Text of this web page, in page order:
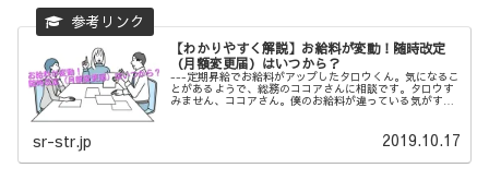
【わかりやすく解説】お給料が変動！随時改定
（月額変更届）はいつから？
---定期昇給でお給料がアップしたタロウくん。気になるこ
とがあるようで、総務のココアさんに相談です。タロウす
みません、ココアさん。僕のお給料が違っている気がする
sr-str.jp 2019.10.17